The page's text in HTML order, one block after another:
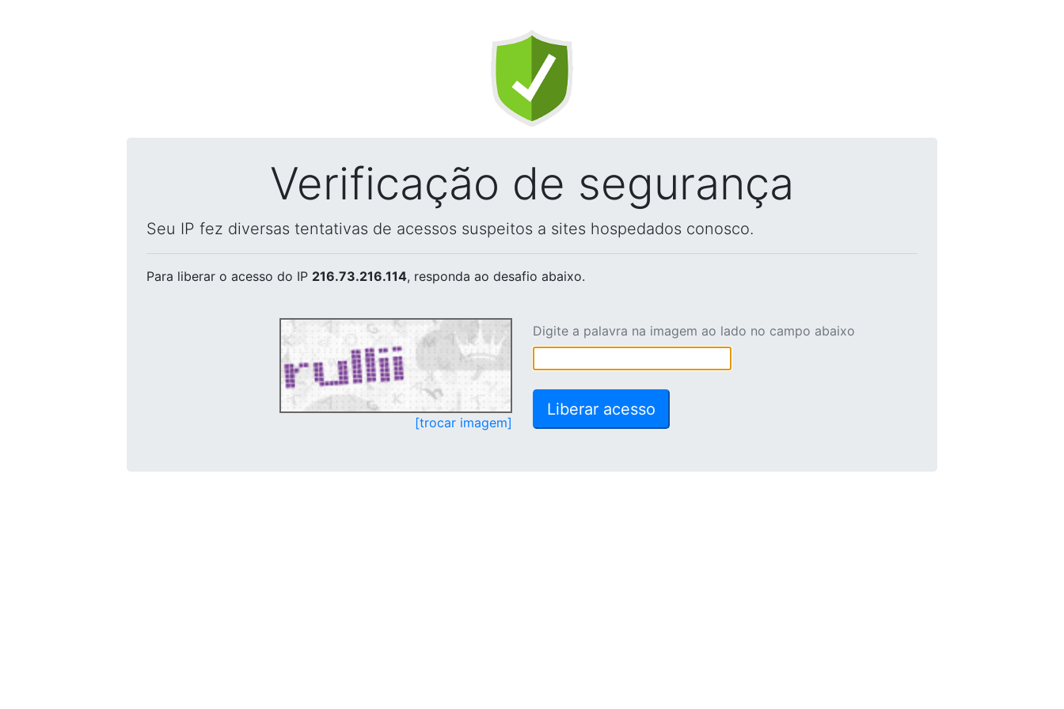
Verificação de segurança
Seu IP fez diversas tentativas de acessos suspeitos a sites hospedados conosco.
Para liberar o acesso do IP 216.73.216.114, responda ao desafio abaixo.
[trocar imagem]
Digite a palavra na imagem ao lado no campo abaixo